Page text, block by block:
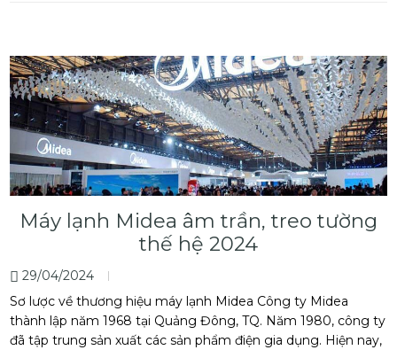
Máy lạnh Midea âm trần, treo tường
thế hệ 2024
29/04/2024
Sơ lược về thương hiệu máy lạnh Midea Công ty Midea
thành lập năm 1968 tại Quảng Đông, TQ. Năm 1980, công ty
đã tập trung sản xuất các sản phẩm điện gia dụng. Hiện nay,